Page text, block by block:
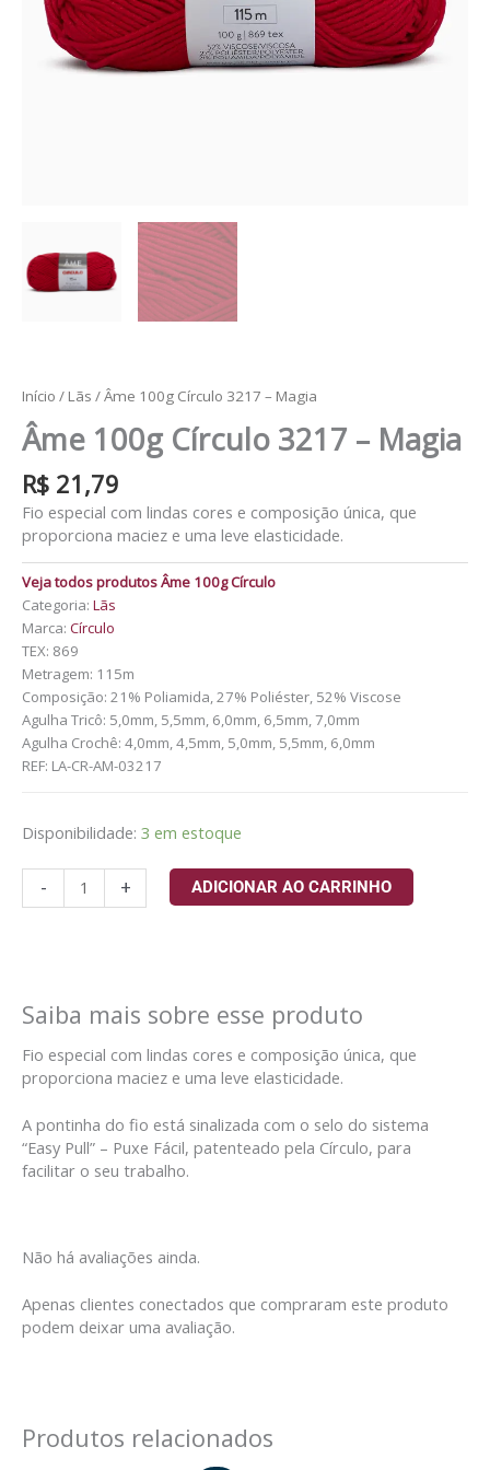
Início / Lãs / Âme 100g Círculo 3217 – Magia
Âme 100g Círculo 3217 – Magia
R$ 21,79
Fio especial com lindas cores e composição única, que
proporciona maciez e uma leve elasticidade.
Veja todos produtos Âme 100g Círculo
Categoria: Lãs
Marca: Círculo
TEX: 869
Metragem: 115m
Composição: 21% Poliamida, 27% Poliéster, 52% Viscose
Agulha Tricô: 5,0mm, 5,5mm, 6,0mm, 6,5mm, 7,0mm
Agulha Crochê: 4,0mm, 4,5mm, 5,0mm, 5,5mm, 6,0mm
REF: LA-CR-AM-03217
Disponibilidade: 3 em estoque
- + ADICIONAR AO CARRINHO
Saiba mais sobre esse produto
Fio especial com lindas cores e composição única, que
proporciona maciez e uma leve elasticidade.
A pontinha do fio está sinalizada com o selo do sistema
“Easy Pull” – Puxe Fácil, patenteado pela Círculo, para
facilitar o seu trabalho.
Não há avaliações ainda.
Apenas clientes conectados que compraram este produto
podem deixar uma avaliação.
Produtos relacionados